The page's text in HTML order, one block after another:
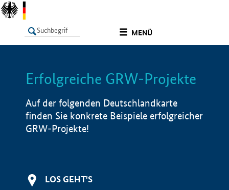
MENÜ
LISTE Info
Erfolgreiche GRW-Projekte
Auf der folgenden Deutschlandkarte
finden Sie konkrete Beispiele erfolgreicher
GRW-Projekte!
LOS GEHT'S